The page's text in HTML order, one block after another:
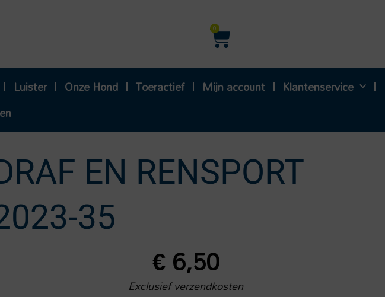
0
Winkelwagen
Luister Onze Hond Toeractief Mijn account
Klantenservice
EN RENSPORT
35
€6,50
Exclusief verzendkosten